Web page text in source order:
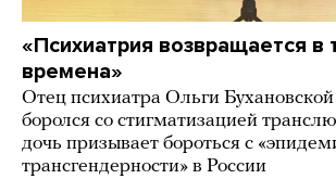
«Психиатрия возвращается в
времена»
Отец психиатра Ольги
боролся со стигматизацией
дочь призывает бороться с
трансгендерности» в России